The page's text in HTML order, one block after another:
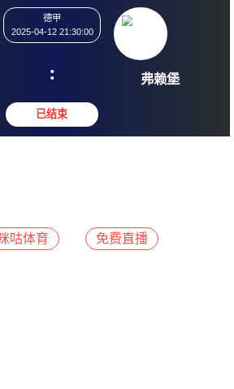
2025-04-12 21:30:00
: 弗
咕体育 免费直播